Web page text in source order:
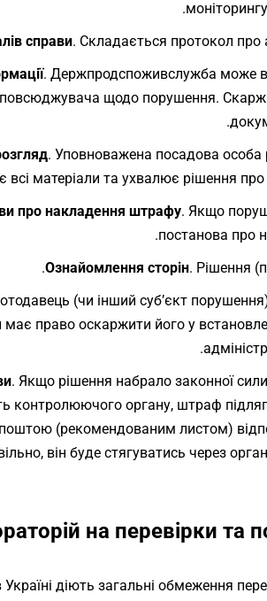
справи. Складається протокол про
. Держпродспоживслужба може
щодо порушення.
. Уповноважена посадова
всі матеріали та ухвалює рішення
про накладення штрафу. Якщо
постанова про
Ознайомлення сторін. Рішення
(чи інший суб’єкт
має право оскаржити його у
. Якщо рішення набрало законної
контролюючого органу, штраф
(рекомендованим листом)
він буде стягуватись через
на перевірки та
діють загальні обмеження